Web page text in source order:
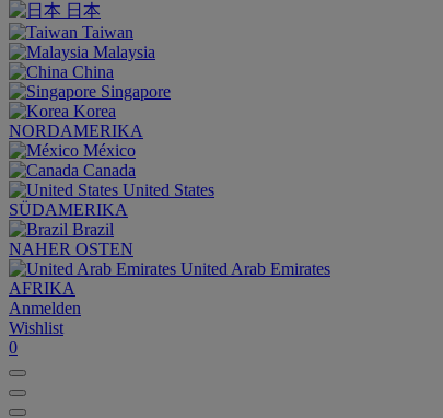
日本
Taiwan
Malaysia
China
Singapore
Korea
NORDAMERIKA
México
Canada
United States
SÜDAMERIKA
Brazil
NAHER OSTEN
United Arab Emirates
AFRIKA
Anmelden
Wishlist
0